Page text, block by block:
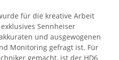
für die kreative Arbeit
Sennheiser
und ausgewogenen
Monitoring gefragt ist. Für
gemacht, ist der HD6